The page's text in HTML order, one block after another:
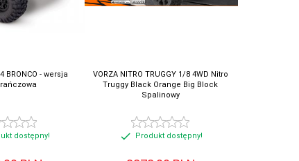
BRONCO - wersja
dostępny!
VORZA NITRO TRUGGY 1/8 4WD Nitro
Truggy Black Orange Big Block
Spalinowy
Produkt dostępny!